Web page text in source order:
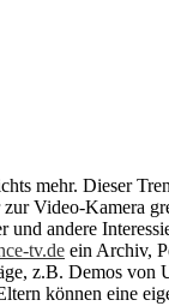
mehr. Dieser
zur Video-Kamera
andere
tv.de ein Archiv,
z.B. Demos von
können eine